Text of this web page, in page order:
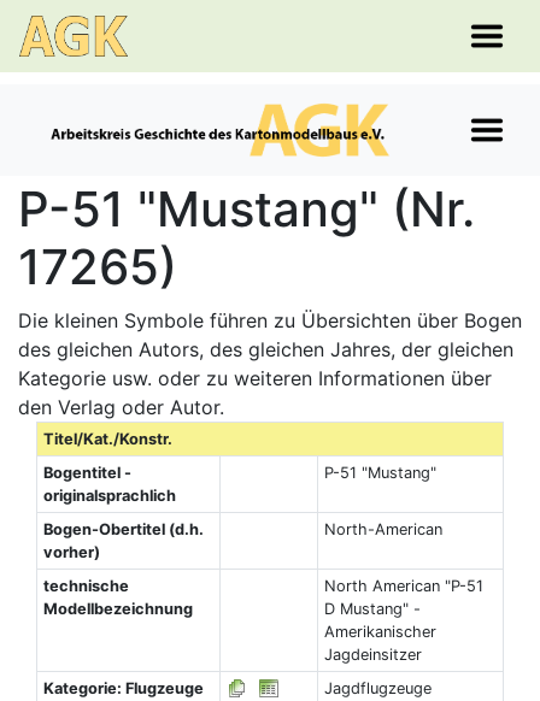
P-51 "Mustang" (Nr.
17265)
Die kleinen Symbole führen zu Übersichten über Bogen
des gleichen Autors, des gleichen Jahres, der gleichen
Kategorie usw. oder zu weiteren Informationen über
den Verlag oder Autor.
Titel/Kat./Konstr.
Bogentitel -
originalsprachlich
P-51 "Mustang"
Bogen-Obertitel (d.h.
vorher)
North-American
technische
Modellbezeichnung
North American "P-51
D Mustang" -
Amerikanischer
Jagdeinsitzer
Kategorie: Flugzeuge
Jagdflugzeuge